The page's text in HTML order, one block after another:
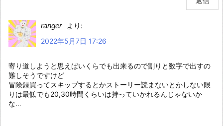
ranger
より:
2022年5月7日 17:26
寄り道しようと思えばいくらでも出来るので割りと数字で出すの
難しそうですけど
冒険録買ってスキップするとかストーリー読まないとかしない限
りは最低でも20,30時間くらいは持っていかれるんじゃないか
な…